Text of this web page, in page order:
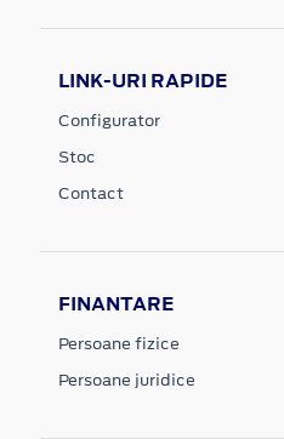
LINK-URI RAPIDE
Configurator
Stoc
Contact
FINANTARE
Persoane fizice
Persoane juridice